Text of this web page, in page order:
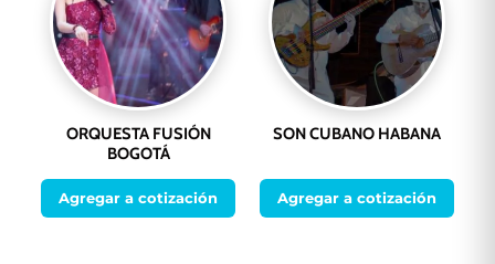
ORQUESTA FUSIÓN
BOGOTÁ
Agregar a cotización
SON CUBANO HABANA
Agregar a cotización